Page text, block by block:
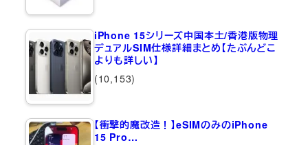
iPhone 15シリーズ中国本土/香港版物理
デュアルSIM仕様詳細まとめ【たぶんどこ
よりも詳しい】
(10,153)
【衝撃的魔改造！】eSIMのみのiPhone
15 Pro…